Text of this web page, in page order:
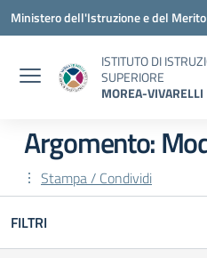
Vai ai contenuti
Vai al menu di navigazione
Vai al footer
Ministero dell'Istruzione e del Merito
ISTITUTO DI
SUPERIORE
MOREA-VIVARELLI
Argomento:
Stampa / Condividi
FILTRI